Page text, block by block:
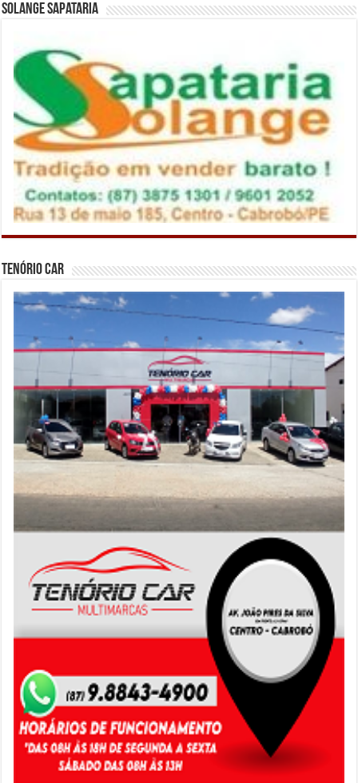
Solange Sapataria
Tenório Car